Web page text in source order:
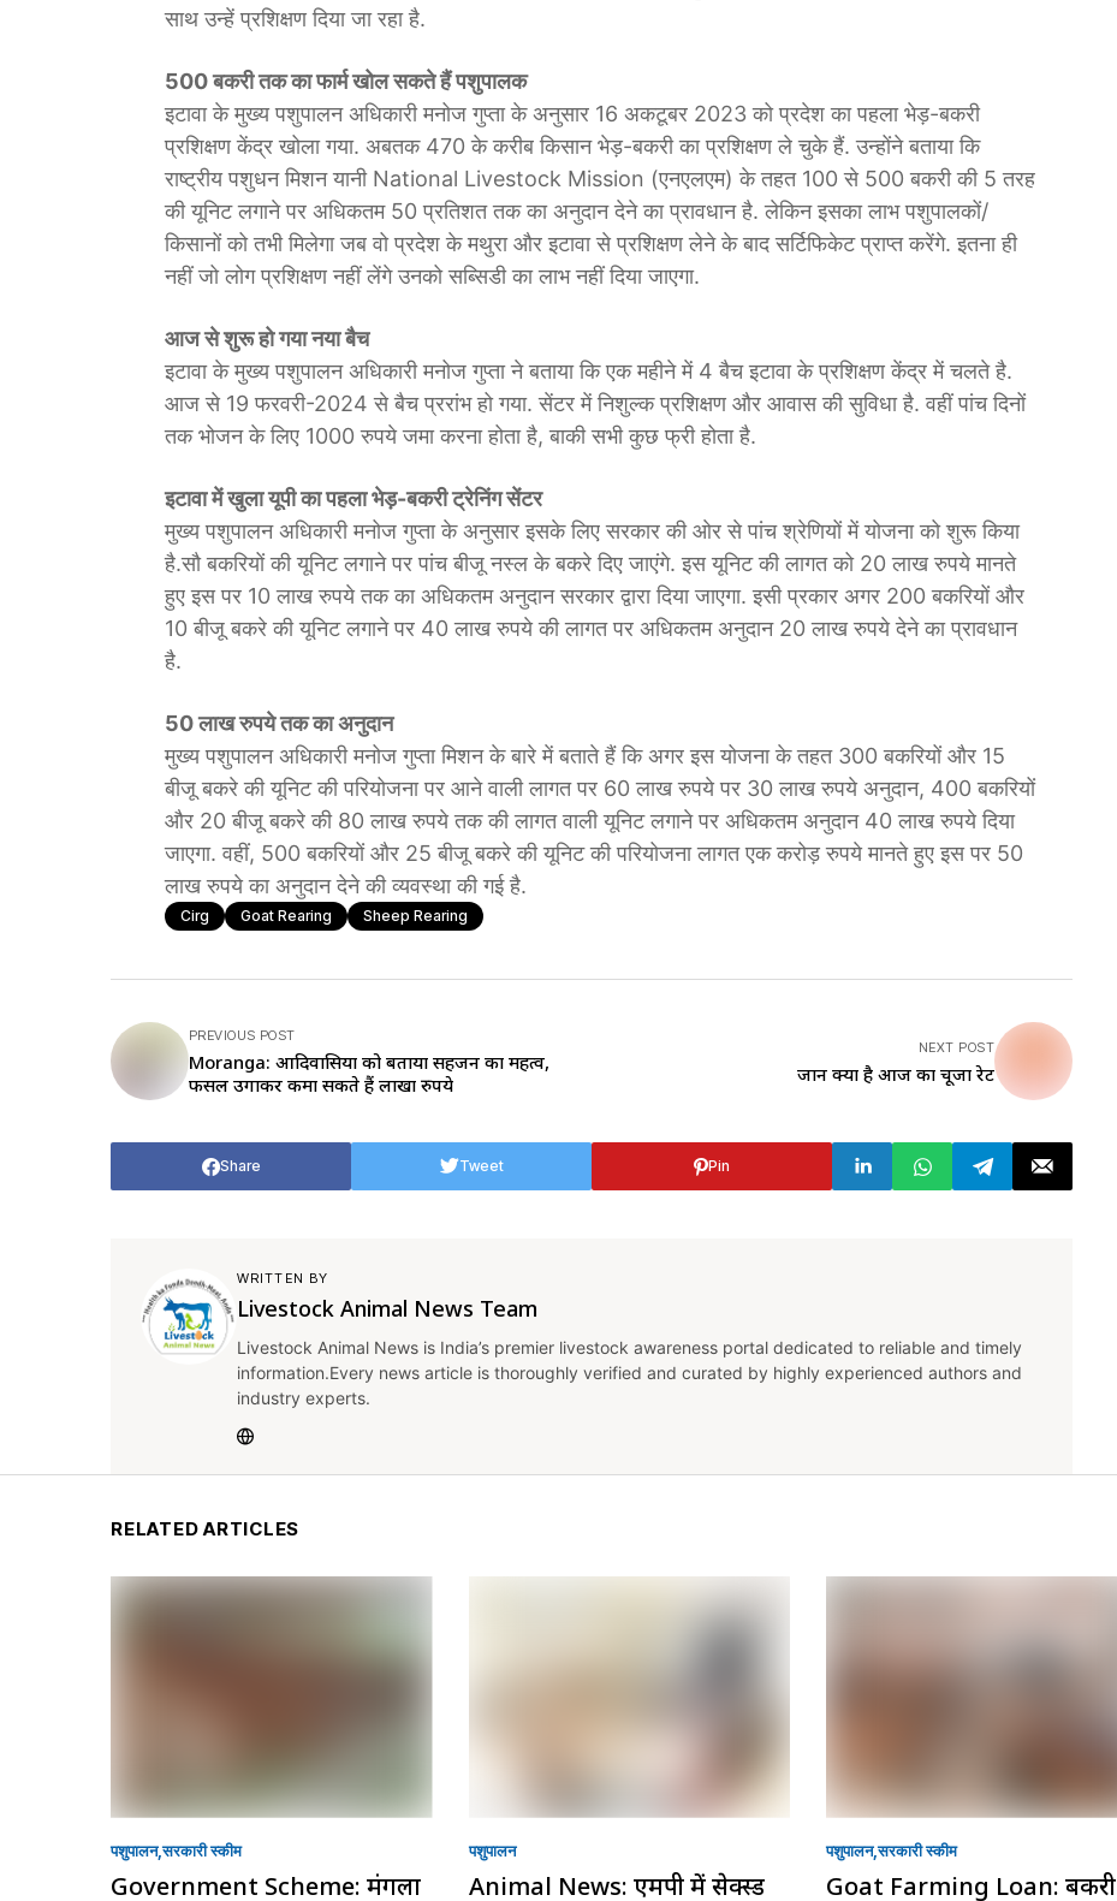
साथ उन्हें प्रशिक्षण दिया जा रहा है.
500 बकरी तक का फार्म खोल सकते हैं पशुपालक
इटावा के मुख्य पशुपालन अधिकारी मनोज गुप्ता के अनुसार 16 अकटूबर 2023 को प्रदेश का पहला भेड़-बकरी
प्रशिक्षण केंद्र खोला गया. अबतक 470 के करीब किसान भेड़-बकरी का प्रशिक्षण ले चुके हैं. उन्होंने बताया कि
राष्ट्रीय पशुधन मिशन यानी National Livestock Mission (एनएलएम) के तहत 100 से 500 बकरी की 5 तरह
की यूनिट लगाने पर अधिकतम 50 प्रतिशत तक का अनुदान देने का प्रावधान है. लेकिन इसका लाभ पशुपालकों/
किसानों को तभी मिलेगा जब वो प्रदेश के मथुरा और इटावा से प्रशिक्षण लेने के बाद सर्टिफिकेट प्राप्त करेंगे. इतना ही
नहीं जो लोग प्रशिक्षण नहीं लेंगे उनको सब्सिडी का लाभ नहीं दिया जाएगा.
आज से शुरू हो गया नया बैच
इटावा के मुख्य पशुपालन अधिकारी मनोज गुप्ता ने बताया कि एक महीने में 4 बैच इटावा के प्रशिक्षण केंद्र में चलते है.
आज से 19 फरवरी-2024 से बैच प्ररांभ हो गया. सेंटर में निशुल्क प्रशिक्षण और आवास की सुविधा है. वहीं पांच दिनों
तक भोजन के लिए 1000 रुपये जमा करना होता है, बाकी सभी कुछ फ्री होता है.
इटावा में खुला यूपी का पहला भेड़-बकरी ट्रेनिंग सेंटर
मुख्य पशुपालन अधिकारी मनोज गुप्ता के अनुसार इसके लिए सरकार की ओर से पांच श्रेणियों में योजना को शुरू किया
है.सौ बकरियों की यूनिट लगाने पर पांच बीजू नस्ल के बकरे दिए जाएंगे. इस यूनिट की लागत को 20 लाख रुपये मानते
हुए इस पर 10 लाख रुपये तक का अधिकतम अनुदान सरकार द्वारा दि‍या जाएगा. इसी प्रकार अगर 200 बकरियों और
10 बीजू बकरे की यूनिट लगाने पर 40 लाख रुपये की लागत पर अधिकतम अनुदान 20 लाख रुपये देने का प्रावधान
है.
50 लाख रुपये तक का अनुदान
मुख्य पशुपालन अधिकारी मनोज गुप्ता मिशन के बारे में बताते हैं कि अगर इस योजना के तहत 300 बकरियों और 15
बीजू बकरे की यूनिट की परियोजना पर आने वाली लागत पर 60 लाख रुपये पर 30 लाख रुपये अनुदान, 400 बकरियों
और 20 बीजू बकरे की 80 लाख रुपये तक की लागत वाली यूनिट लगाने पर अधिकतम अनुदान 40 लाख रुपये दिया
जाएगा. वहीं, 500 बकरियों और 25 बीजू बकरे की यूनिट की परियोजना लागत एक करोड़ रुपये मानते हुए इस पर 50
लाख रुपये का अनुदान देने की व्यवस्था की गई है.
Cirg Goat Rearing Sheep Rearing
PREVIOUS POST
Moranga: आदिवासियों को बताया सहजन का महत्व,
फसल उगाकर कमा सकते हैं लाखों रुपये
NEXT POST
जानें क्या है आज का चूजा रेट
Share Tweet Pin
WRITTEN BY
Livestock Animal News Team
Livestock Animal News is India’s premier livestock awareness portal dedicated to reliable and timely
information.Every news article is thoroughly verified and curated by highly experienced authors and
industry experts.
RELATED ARTICLES
पशुपालन सरकारी स्की‍म
Government Scheme: मंगला
पशुपालन
Animal News: एमपी में सेक्स्ड
पशुपालन सरकारी स्की‍म
Goat Farming Loan: बकरी